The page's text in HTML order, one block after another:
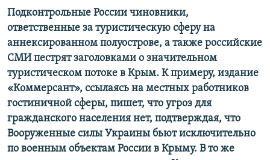
Подконтрольные России чиновники,
ответственные за туристическую сферу на
аннексированном полуострове, а также российские
СМИ пестрят заголовками о значительном
туристическом потоке в Крым. К примеру, издание
«Коммерсант», ссылаясь на местных работников
гостиничной сферы, пишет, что угроз для
гражданского населения нет, подтверждая, что
Вооруженные силы Украины бьют исключительно
по военным объектам России в Крыму. В то же